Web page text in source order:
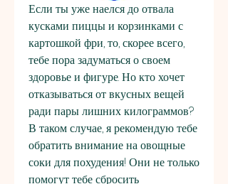
Если ты уже наелся до отвала
кусками пиццы и корзинками с
картошкой фри, то, скорее всего,
тебе пора задуматься о своем
здоровье и фигуре. Но кто хочет
отказываться от вкусных вещей
ради пары лишних килограммов?
В таком случае, я рекомендую тебе
обратить внимание на овощные
соки для похудения! Они не только
помогут тебе сбросить